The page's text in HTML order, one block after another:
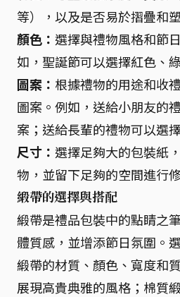
等），以及是否易於摺疊和
顏色： 選擇與禮物風格和節
如，聖誕節可以選擇紅色、
圖案： 根據禮物的用途和收
圖案。例如，送給小朋友的
案；送給長輩的禮物可以選
尺寸： 選擇足夠大的包裝紙
物，並留下足夠的空間進行
緞帶的選擇與搭配
緞帶是禮品包裝中的點睛之
體質感，並增添節日氛圍。
緞帶的材質、顏色、寬度和
展現高貴典雅的風格；棉質